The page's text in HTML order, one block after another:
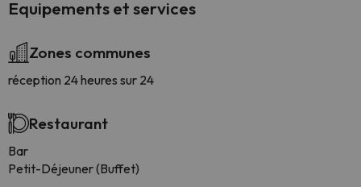
Equipements et services
Zones communes
réception 24 heures sur 24
Restaurant
Bar
Petit-Déjeuner (Buffet)